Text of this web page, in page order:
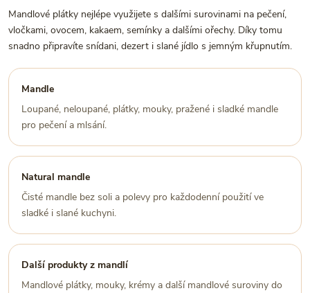
Mandlové plátky nejlépe využijete s dalšími surovinami na pečení,
vločkami, ovocem, kakaem, semínky a dalšími ořechy. Díky tomu
snadno připravíte snídani, dezert i slané jídlo s jemným křupnutím.
Mandle
Loupané, neloupané, plátky, mouky, pražené i sladké mandle
pro pečení a mlsání.
Natural mandle
Čisté mandle bez soli a polevy pro každodenní použití ve
sladké i slané kuchyni.
Další produkty z mandlí
Mandlové plátky, mouky, krémy a další mandlové suroviny do